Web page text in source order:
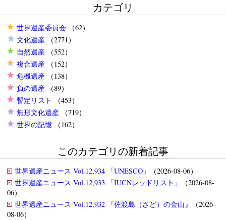
カテゴリ
世界遺産委員会（62）
文化遺産（2771）
自然遺産（552）
複合遺産（152）
危機遺産（138）
負の遺産（89）
暫定リスト
（453）
無形文化遺産（719）
世界の記憶（162）
このカテゴリの新着記事
世界遺産ニュース Vol.12,934 「UNESCO」
（2026-08-06）
世界遺産ニュース Vol.12,933 「IUCNレッドリスト」
（2026-08-
06）
世界遺産ニュース Vol.12,932 『佐渡島（さど）の金山』
（2026-
08-06）